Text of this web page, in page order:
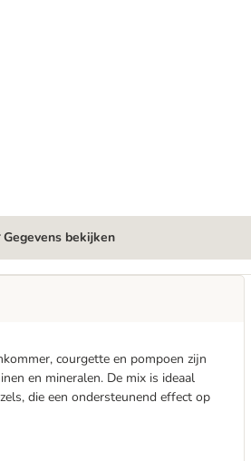
Gegevens bekijken
courgette en pompoen zijn
en mineralen. De mix is ideaal
die een ondersteunend effect op